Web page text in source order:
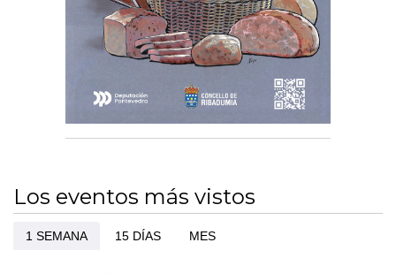
Los eventos más vistos
1 SEMANA 15 DÍAS MES